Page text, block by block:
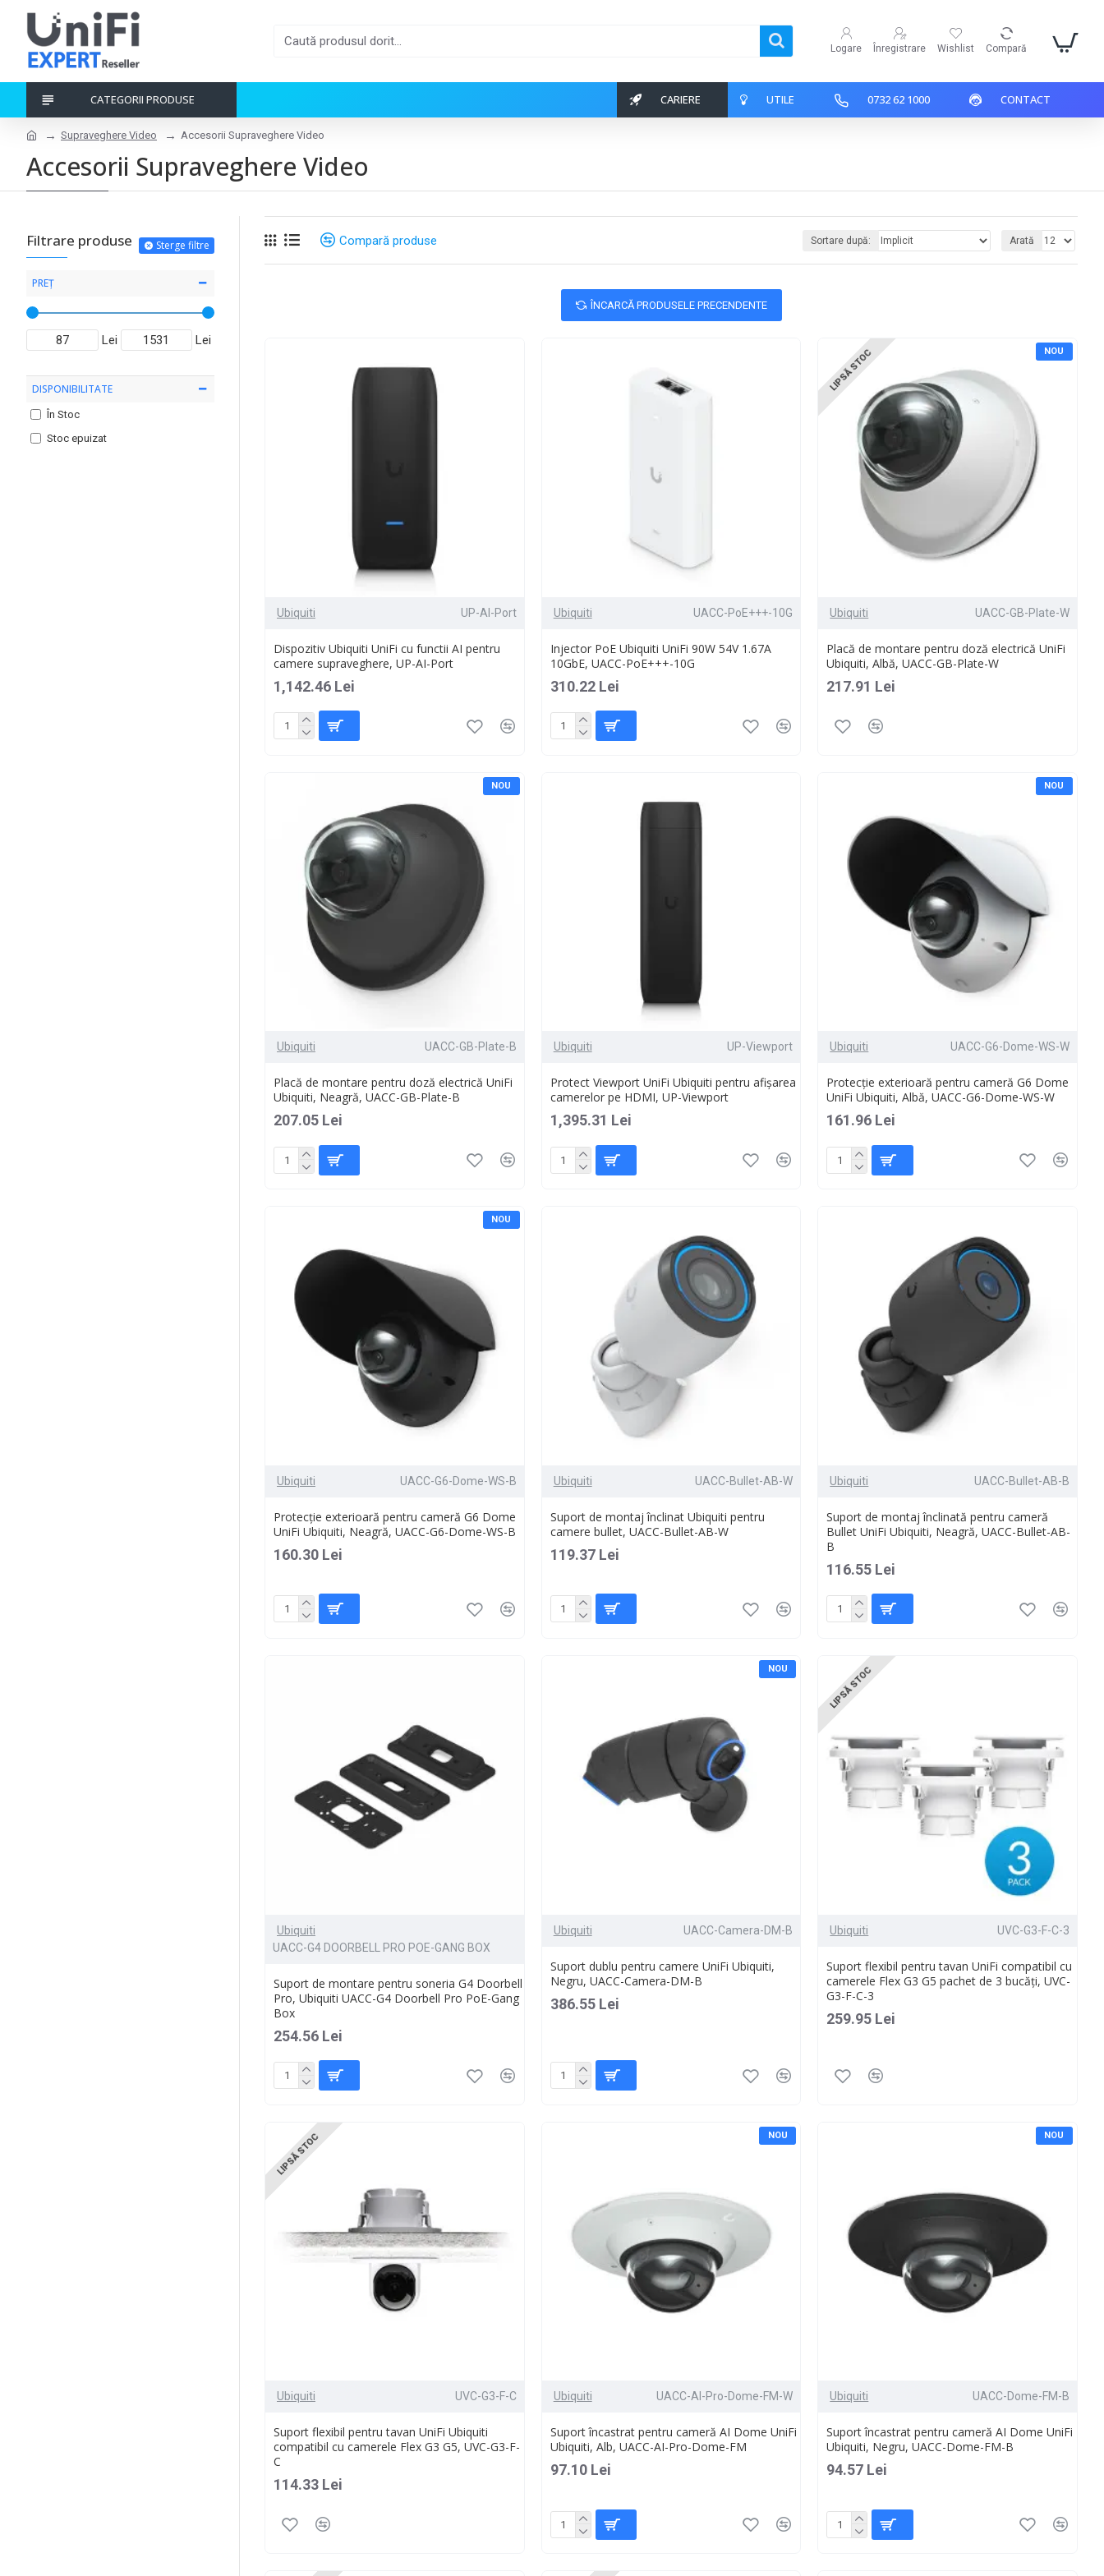
Logare Înregistrare Wishlist Compară
CATEGORII PRODUSE CARIERE UTILE 0732 62 1000 CONTACT
Supraveghere Video Accesorii Supraveghere Video
Accesorii Supraveghere Video
Filtrare produse Sterge filtre
PREȚ
Lei Lei
DISPONIBILITATE
În Stoc
Stoc epuizat
Compară produse Sortare după: Arată
ÎNCARCĂ PRODUSELE PRECENDENTE
Ubiquiti UP-AI-Port
Dispozitiv Ubiquiti UniFi cu functii AI pentru
camere supraveghere, UP-AI-Port
1,142.46 Lei
Ubiquiti UACC-PoE+++-10G
Injector PoE Ubiquiti UniFi 90W 54V 1.67A
10GbE, UACC-PoE+++-10G
310.22 Lei
NOU
LIPSĂ STOC
Ubiquiti UACC-GB-Plate-W
Placă de montare pentru doză electrică UniFi
Ubiquiti, Albă, UACC-GB-Plate-W
217.91 Lei
NOU
Ubiquiti UACC-GB-Plate-B
Placă de montare pentru doză electrică UniFi
Ubiquiti, Neagră, UACC-GB-Plate-B
207.05 Lei
Ubiquiti UP-Viewport
Protect Viewport UniFi Ubiquiti pentru afișarea
camerelor pe HDMI, UP-Viewport
1,395.31 Lei
NOU
Ubiquiti UACC-G6-Dome-WS-W
Protecție exterioară pentru cameră G6 Dome
UniFi Ubiquiti, Albă, UACC-G6-Dome-WS-W
161.96 Lei
NOU
Ubiquiti UACC-G6-Dome-WS-B
Protecție exterioară pentru cameră G6 Dome
UniFi Ubiquiti, Neagră, UACC-G6-Dome-WS-B
160.30 Lei
Ubiquiti UACC-Bullet-AB-W
Suport de montaj înclinat Ubiquiti pentru
camere bullet, UACC-Bullet-AB-W
119.37 Lei
Ubiquiti UACC-Bullet-AB-B
Suport de montaj înclinată pentru cameră
Bullet UniFi Ubiquiti, Neagră, UACC-Bullet-AB-
B
116.55 Lei
Ubiquiti
UACC-G4 DOORBELL PRO POE-GANG BOX
Suport de montare pentru soneria G4 Doorbell
Pro, Ubiquiti UACC-G4 Doorbell Pro PoE-Gang
Box
254.56 Lei
NOU
Ubiquiti UACC-Camera-DM-B
Suport dublu pentru camere UniFi Ubiquiti,
Negru, UACC-Camera-DM-B
386.55 Lei
LIPSĂ STOC
Ubiquiti UVC-G3-F-C-3
Suport flexibil pentru tavan UniFi compatibil cu
camerele Flex G3 G5 pachet de 3 bucăți, UVC-
G3-F-C-3
259.95 Lei
LIPSĂ STOC
Ubiquiti UVC-G3-F-C
Suport flexibil pentru tavan UniFi Ubiquiti
compatibil cu camerele Flex G3 G5, UVC-G3-F-
C
114.33 Lei
NOU
Ubiquiti UACC-AI-Pro-Dome-FM-W
Suport încastrat pentru cameră AI Dome UniFi
Ubiquiti, Alb, UACC-AI-Pro-Dome-FM
97.10 Lei
NOU
Ubiquiti UACC-Dome-FM-B
Suport încastrat pentru cameră AI Dome UniFi
Ubiquiti, Negru, UACC-Dome-FM-B
94.57 Lei